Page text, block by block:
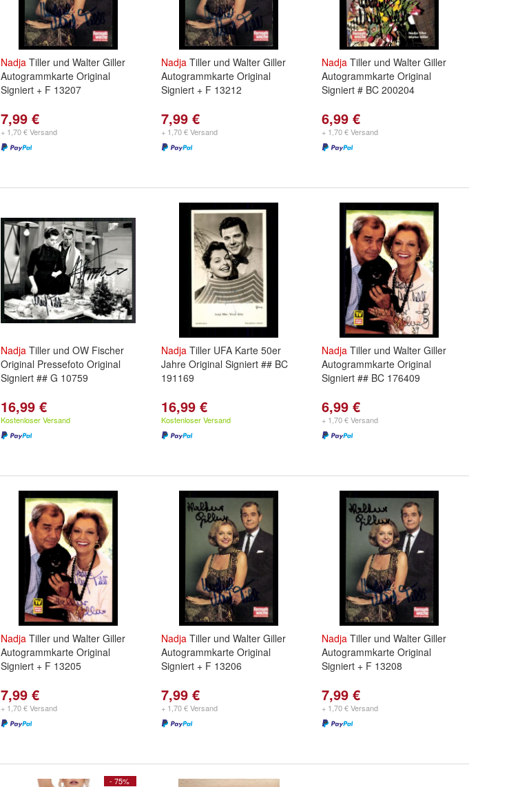
Nadja Tiller und Walter Giller
Autogrammkarte Original
Signiert + F 13207
7,99 €
+ 1,70 € Versand
Nadja Tiller und Walter Giller
Autogrammkarte Original
Signiert + F 13212
7,99 €
+ 1,70 € Versand
Nadja Tiller und Walter Giller
Autogrammkarte Original
Signiert # BC 200204
6,99 €
+ 1,70 € Versand
Nadja Tiller und OW Fischer
Original Pressefoto Original
Signiert ## G 10759
16,99 €
Kostenloser Versand
Nadja Tiller UFA Karte 50er
Jahre Original Signiert ## BC
191169
16,99 €
Kostenloser Versand
Nadja Tiller und Walter Giller
Autogrammkarte Original
Signiert ## BC 176409
6,99 €
+ 1,70 € Versand
Nadja Tiller und Walter Giller
Autogrammkarte Original
Signiert + F 13205
7,99 €
+ 1,70 € Versand
Nadja Tiller und Walter Giller
Autogrammkarte Original
Signiert + F 13206
7,99 €
+ 1,70 € Versand
Nadja Tiller und Walter Giller
Autogrammkarte Original
Signiert + F 13208
7,99 €
+ 1,70 € Versand
- 75%